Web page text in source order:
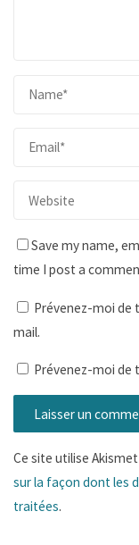
Save my name,
time I post a
Prévenez-moi de
mail.
Prévenez-moi de
Ce site utilise
sur la façon dont les
traitées.